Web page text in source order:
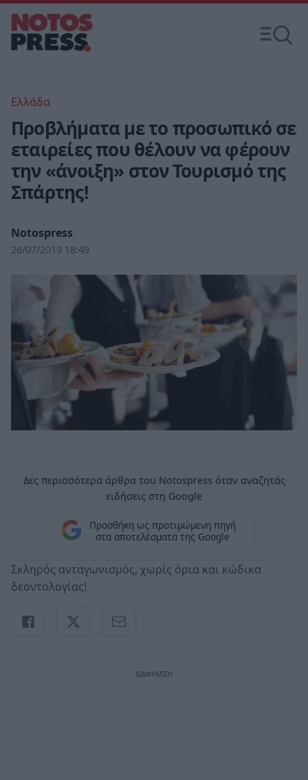
Ελλάδα
Προβλήματα με το προσωπικό σε
εταιρείες που θέλουν να φέρουν
την «άνοιξη» στον Τουρισμό της
Σπάρτης!
Notospress
26/07/2019 18:49
Δες περισσότερα άρθρα του Notospress όταν αναζητάς
ειδήσεις στη Google
Προσθήκη ως προτιμώμενη πηγή
στα αποτελέσματα της Google
Σκληρός ανταγωνισμός, χωρίς όρια και κώδικα
δεοντολογίας!